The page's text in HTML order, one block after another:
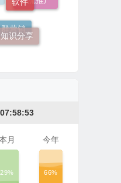
引流推广
营销
知识分享
月
29%
今年
66%